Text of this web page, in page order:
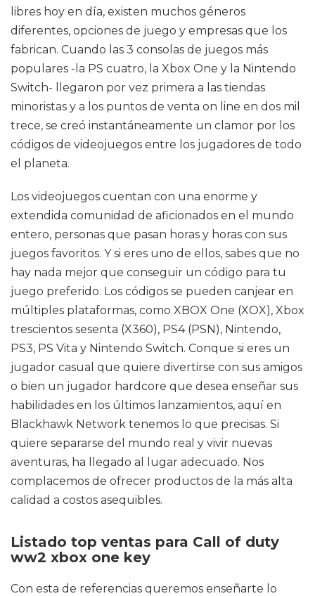
libres hoy en día, existen muchos géneros
diferentes, opciones de juego y empresas que los
fabrican. Cuando las 3 consolas de juegos más
populares -la PS cuatro, la Xbox One y la Nintendo
Switch- llegaron por vez primera a las tiendas
minoristas y a los puntos de venta on line en dos mil
trece, se creó instantáneamente un clamor por los
códigos de videojuegos entre los jugadores de todo
el planeta.
Los videojuegos cuentan con una enorme y
extendida comunidad de aficionados en el mundo
entero, personas que pasan horas y horas con sus
juegos favoritos. Y si eres uno de ellos, sabes que no
hay nada mejor que conseguir un código para tu
juego preferido. Los códigos se pueden canjear en
múltiples plataformas, como XBOX One (XOX), Xbox
trescientos sesenta (X360), PS4 (PSN), Nintendo,
PS3, PS Vita y Nintendo Switch. Conque si eres un
jugador casual que quiere divertirse con sus amigos
o bien un jugador hardcore que desea enseñar sus
habilidades en los últimos lanzamientos, aquí en
Blackhawk Network tenemos lo que precisas. Si
quiere separarse del mundo real y vivir nuevas
aventuras, ha llegado al lugar adecuado. Nos
complacemos de ofrecer productos de la más alta
calidad a costos asequibles.
Listado top ventas para Call of duty
ww2 xbox one key
Con esta de referencias queremos enseñarte lo